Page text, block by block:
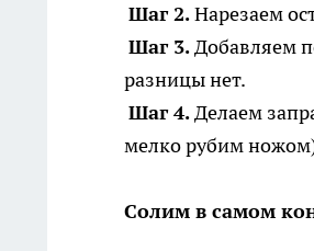
Шаг 2.Нарезаем
Шаг 3.Добавляем
разницы нет.
Шаг 4.Делаем
мелко рубим
Солим в самом